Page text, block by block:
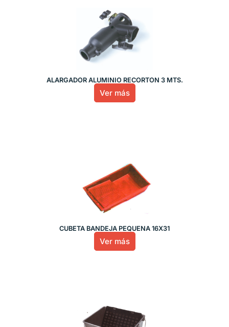
ALARGADOR ALUMINIO RECORTON 3 MTS.
Ver más
CUBETA BANDEJA PEQUEÑA 16X31
Ver más